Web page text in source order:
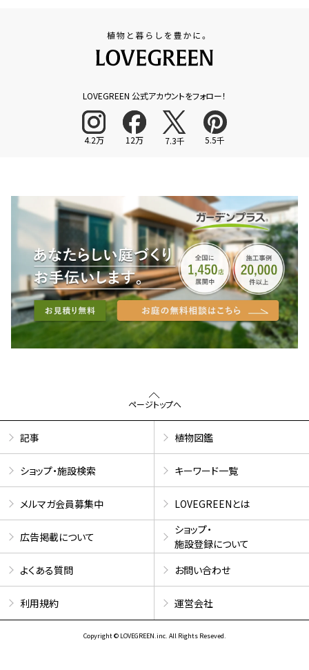
LOVEGREEN 公式アカウントをフォロー！
4.2万 12万 7.3千 5.5千
ページトップへ
記事 植物図鑑
ショップ・施設検索 キーワード一覧
メルマガ会員募集中 LOVEGREENとは
広告掲載について
ショップ・
施設登録について
よくある質問
お問い合わせ
利用規約 運営会社
Copyright © LOVEGREEN.inc. All Rights Reseved.